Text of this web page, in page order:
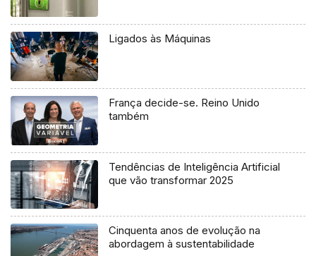
Ligados às Máquinas
França decide-se. Reino Unido
também
Tendências de Inteligência Artificial
que vão transformar 2025
Cinquenta anos de evolução na
abordagem à sustentabilidade